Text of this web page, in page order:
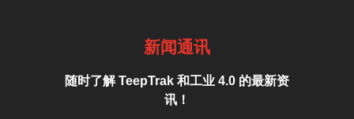
新闻通讯
随时了解 TeepTrak 和工业 4.0 的最新资
讯！